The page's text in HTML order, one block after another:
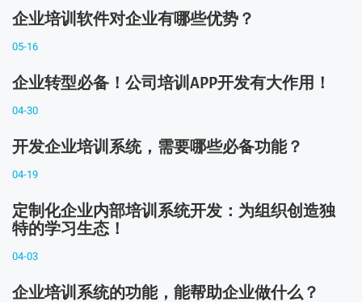
企业培训软件对企业有哪些优势？
05-16
企业转型必备！公司培训APP开发有大作用！
04-30
开发企业培训系统，需要哪些必备功能？
04-19
定制化企业内部培训系统开发：为组织创造独
特的学习生态！
04-03
企业培训系统的功能，能帮助企业做什么？